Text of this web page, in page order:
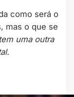
como será o
mas o que se
tem uma outra